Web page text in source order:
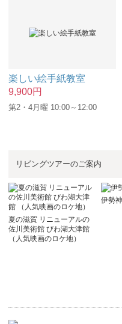
楽しい絵手紙教室
9,900円
第2・4月曜 10:00～12:00
リビングツアーのご案内
夏の滋賀 リニューアルの
佐川美術館 びわ湖大津館
（人気映画のロケ地）
伊勢